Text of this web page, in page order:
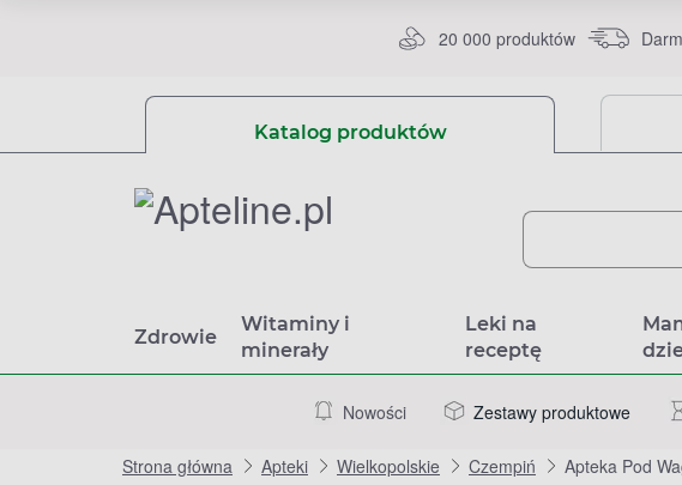
20 000 produktów
Katalog produktów
Zdrowie
Witaminy i
minerały
Leki na
receptę
Nowości Zestawy produktowe
Strona główna Apteki Wielkopolskie Czempiń Apteka Pod